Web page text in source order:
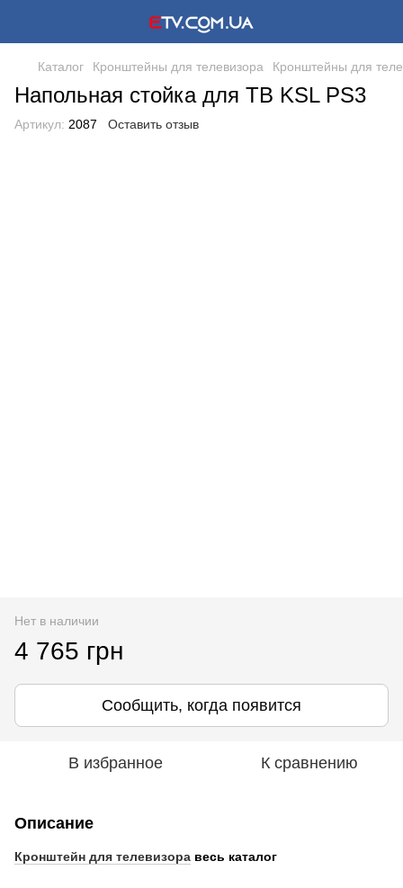
Каталог Кронштейны для телевизора Кронштейны для
Напольная стойка для ТВ KSL PS3
Артикул: 2087 Оставить отзыв
Нет в наличии
4 765 грн
Сообщить, когда появится
В избранное К сравнению
Описание
Кронштейн для телевизора весь каталог